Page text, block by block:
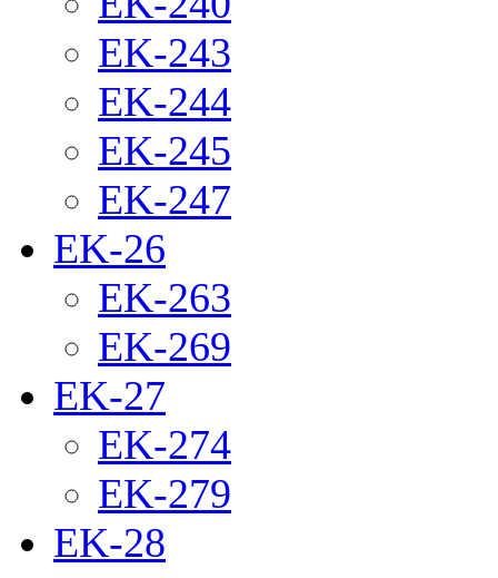
EK-243
EK-244
EK-245
EK-247
EK-26
EK-263
EK-269
EK-27
EK-274
EK-279
EK-28